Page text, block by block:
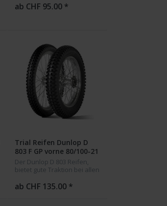
Felsigem und hartem
ab CHF 95.00 *
Trial Reifen Dunlop D
803 F GP vorne 80/100-21
Tube Type
Der Dunlop D 803 Reifen,
bietet gute Traktion bei allen
ab CHF 135.00 *